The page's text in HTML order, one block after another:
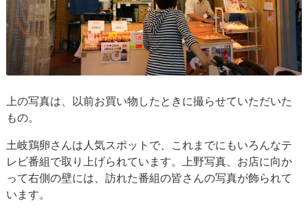
上の写真は、以前お買い物したときに撮らせていただいた
もの。
土岐鶏卵さんは人気スポットで、これまでにもいろんなテ
レビ番組で取り上げられています。上野写真、お店に向か
って右側の壁には、訪れた番組の皆さんの写真が飾られて
います。